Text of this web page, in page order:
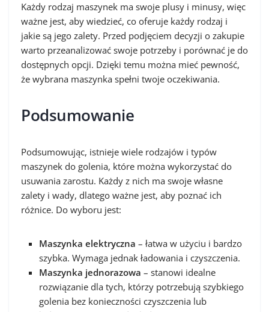
Każdy rodzaj maszynek ma swoje plusy i minusy, więc
ważne jest, aby wiedzieć, co oferuje każdy rodzaj i
jakie są jego zalety. Przed podjęciem decyzji o zakupie
warto przeanalizować swoje potrzeby i porównać je do
dostępnych opcji. Dzięki temu można mieć pewność,
że wybrana maszynka spełni twoje oczekiwania.
Podsumowanie
Podsumowując, istnieje wiele rodzajów i typów
maszynek do golenia, które można wykorzystać do
usuwania zarostu. Każdy z nich ma swoje własne
zalety i wady, dlatego ważne jest, aby poznać ich
różnice. Do wyboru jest:
Maszynka elektryczna – łatwa w użyciu i bardzo
szybka. Wymaga jednak ładowania i czyszczenia.
Maszynka jednorazowa – stanowi idealne
rozwiązanie dla tych, którzy potrzebują szybkiego
golenia bez konieczności czyszczenia lub